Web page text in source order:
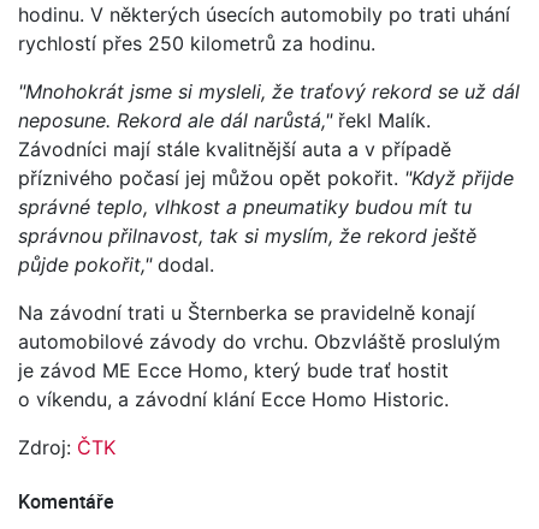
hodinu. V některých úsecích automobily po trati uhání
rychlostí přes 250 kilometrů za hodinu.
"Mnohokrát jsme si mysleli, že traťový rekord se už dál
neposune. Rekord ale dál narůstá,"řekl Malík.
Závodníci mají stále kvalitnější auta a v případě
příznivého počasí jej můžou opět pokořit. "Když přijde
správné teplo, vlhkost a pneumatiky budou mít tu
správnou přilnavost, tak si myslím, že rekord ještě
půjde pokořit,"dodal.
Na závodní trati u Šternberka se pravidelně konají
automobilové závody do vrchu. Obzvláště proslulým
je závod ME Ecce Homo, který bude trať hostit
o víkendu, a závodní klání Ecce Homo Historic.
Zdroj: ČTK
Komentáře